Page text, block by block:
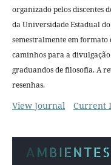
organizado pelosdiscentes
da Universidade Estadual
semestralmente em
caminhos para a
graduandos de filosofia. A
resenhas.
View Journal Current